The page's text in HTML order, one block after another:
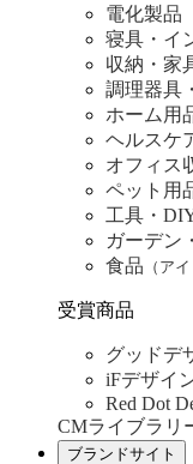
電化製品
寝具・イ
収納・家
調理器具
ホーム用
ヘルスケ
オフィス
ペット用
工具・
ガーデン
食品 （ア
受賞商品
グッドデ
iFデザイ
Red Dot
CMライブラリ
ブランドサイト